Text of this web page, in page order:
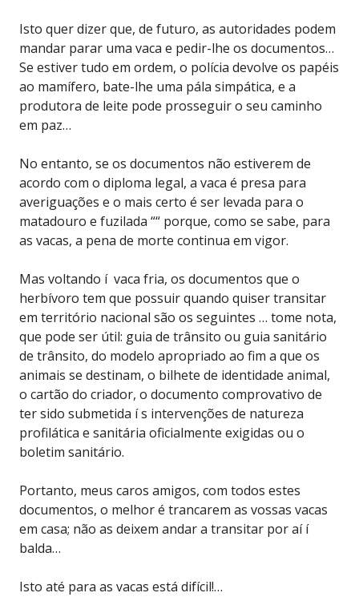
Isto quer dizer que, de futuro, as autoridades podem
mandar parar uma vaca e pedir-lhe os documentos…
Se estiver tudo em ordem, o polícia devolve os papéis
ao mamífero, bate-lhe uma pála simpática, e a
produtora de leite pode prosseguir o seu caminho
em paz…
No entanto, se os documentos não estiverem de
acordo com o diploma legal, a vaca é presa para
averiguações e o mais certo é ser levada para o
matadouro e fuzilada ““ porque, como se sabe, para
as vacas, a pena de morte continua em vigor.
Mas voltando í vaca fria, os documentos que o
herbívoro tem que possuir quando quiser transitar
em território nacional são os seguintes … tome nota,
que pode ser útil: guia de trânsito ou guia sanitário
de trânsito, do modelo apropriado ao fim a que os
animais se destinam, o bilhete de identidade animal,
o cartão do criador, o documento comprovativo de
ter sido submetida í s intervenções de natureza
profilática e sanitária oficialmente exigidas ou o
boletim sanitário.
Portanto, meus caros amigos, com todos estes
documentos, o melhor é trancarem as vossas vacas
em casa; não as deixem andar a transitar por aí í
balda…
Isto até para as vacas está difícil!…